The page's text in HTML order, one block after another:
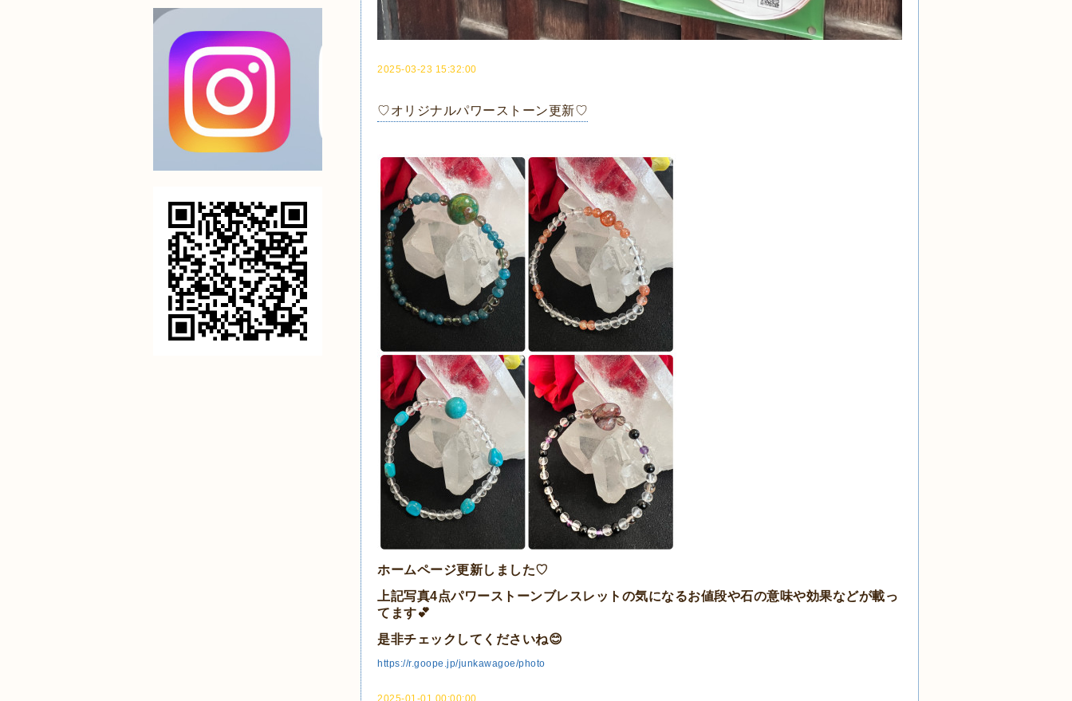
2025-03-23 15:32:00
♡オリジナルパワーストーン更新♡
ホームページ更新しました♡
上記写真4点パワーストーンブレスレットの気になるお値段や石の意味や効果などが載っ
てます💕
是非チェックしてくださいね😊
https://r.goope.jp/junkawagoe/photo
2025-01-01 00:00:00